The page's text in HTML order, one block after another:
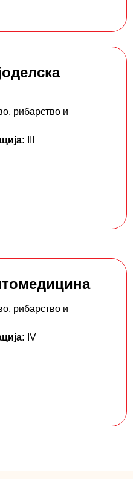
рибарство и
рибарство и
IV